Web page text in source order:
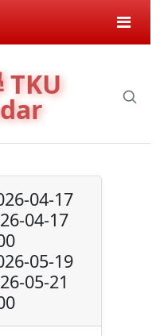
TKU
04-17
04-17
05-19
05-21